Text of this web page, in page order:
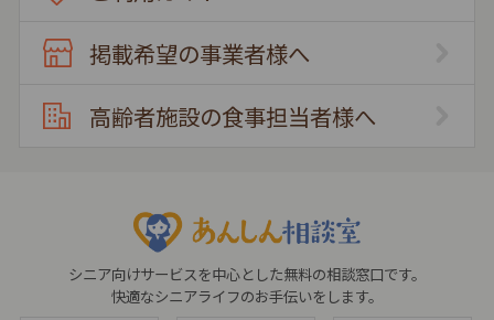
掲載希望の事業者様へ
高齢者施設の食事担当者様へ
シニア向けサービスを中心とした無料の相談窓口です。
快適なシニアライフのお手伝いをします。